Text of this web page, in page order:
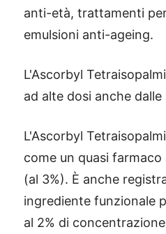
anti-età, trattamenti
emulsioni anti-ageing.
L'Ascorbyl
ad alte dosi anche dalle
L'Ascorbyl
come un quasi
(al 3%). È anche
ingrediente funzionale
al 2% di